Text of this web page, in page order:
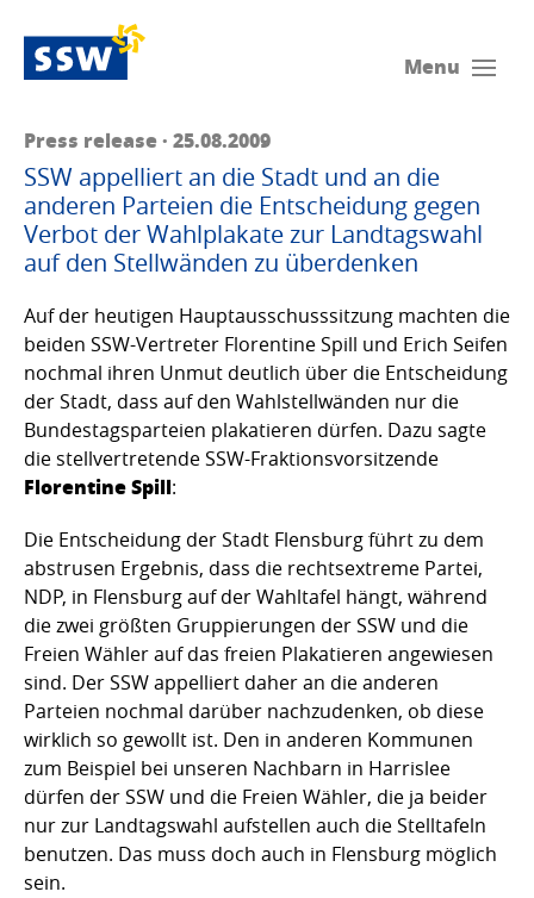
Menu
Press release · 25.08.2009
SSW appelliert an die Stadt und an die
anderen Parteien die Entscheidung gegen
Verbot der Wahlplakate zur Landtagswahl
auf den Stellwänden zu überdenken
Auf der heutigen Hauptausschusssitzung machten die
beiden SSW-Vertreter Florentine Spill und Erich Seifen
nochmal ihren Unmut deutlich über die Entscheidung
der Stadt, dass auf den Wahlstellwänden nur die
Bundestagsparteien plakatieren dürfen. Dazu sagte
die stellvertretende SSW-Fraktionsvorsitzende
Florentine Spill:
Die Entscheidung der Stadt Flensburg führt zu dem
abstrusen Ergebnis, dass die rechtsextreme Partei,
NDP, in Flensburg auf der Wahltafel hängt, während
die zwei größten Gruppierungen der SSW und die
Freien Wähler auf das freien Plakatieren angewiesen
sind. Der SSW appelliert daher an die anderen
Parteien nochmal darüber nachzudenken, ob diese
wirklich so gewollt ist. Den in anderen Kommunen
zum Beispiel bei unseren Nachbarn in Harrislee
dürfen der SSW und die Freien Wähler, die ja beider
nur zur Landtagswahl aufstellen auch die Stelltafeln
benutzen. Das muss doch auch in Flensburg möglich
sein.